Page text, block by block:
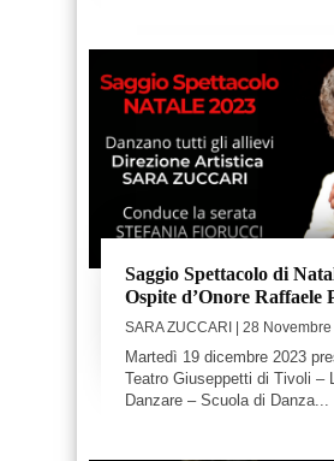
Saggio Spettacolo di
Ospite d’Onore Raffaele
SARA ZUCCARI | 28
Martedì 19 dicembre 2023
Teatro Giuseppetti di Tivoli –
Danzare – Scuola di Danza...